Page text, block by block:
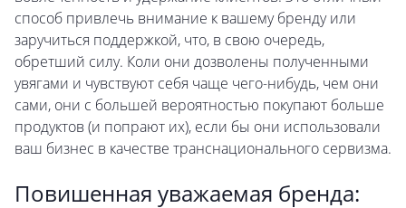
способ привлечь внимание к вашему бренду или
заручиться поддержкой, что, в свою очередь,
обретший силу. Коли они дозволены полученными
увягами и чувствуют себя чаще чего-нибудь, чем они
сами, они с большей вероятностью покупают больше
продуктов (и попрают их), если бы они использовали
ваш бизнес в качестве транснационального сервизма.
Повишенная уважаемая бренда: